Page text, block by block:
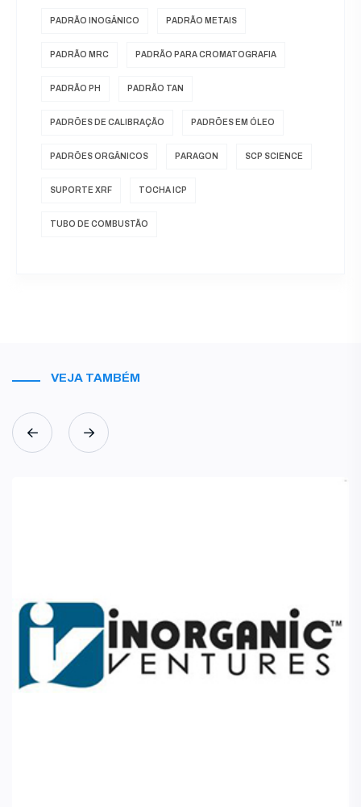
PADRÃO INOGÂNICO PADRÃO METAIS
PADRÃO MRC PADRÃO PARA CROMATOGRAFIA
PADRÃO PH PADRÃO TAN
PADRÕES DE CALIBRAÇÃO PADRÕES EM ÓLEO
PADRÕES ORGÂNICOS PARAGON SCP SCIENCE
SUPORTE XRF TOCHA ICP
TUBO DE COMBUSTÃO
VEJA TAMBÉM